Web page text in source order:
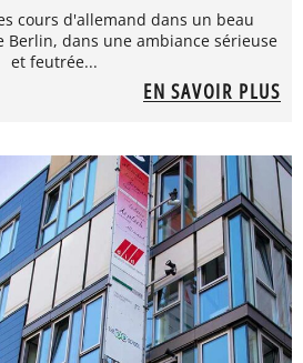
cours d'allemand dans un beau
dans une ambiance sérieuse
et feutrée...
EN SAVOIR PLUS